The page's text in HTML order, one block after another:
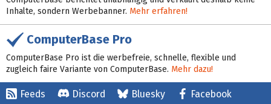
Inhalte, sondern Werbebanner. Mehr erfahren!
ComputerBase Pro
ComputerBase Pro ist die werbefreie, schnelle, flexible und
zugleich faire Variante von ComputerBase. Mehr dazu!
Feeds Discord Bluesky
Facebook